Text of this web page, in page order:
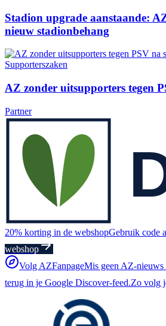
Stadion upgrade aanstaande:
nieuw stadionbehang
Supporterszaken
AZ zonder uitsupporters tegen
Partner
20% korting in de webshopGebruik code
webshop
Volg AZFanpageMis geen AZ-nieuws
terug in je Google Discover-feed.Zo volg